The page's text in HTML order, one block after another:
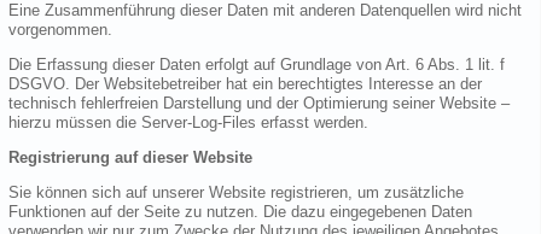
Eine Zusammenführung dieser Daten mit anderen Datenquellen wird nicht
vorgenommen.
Die Erfassung dieser Daten erfolgt auf Grundlage von Art. 6 Abs. 1 lit. f
DSGVO. Der Websitebetreiber hat ein berechtigtes Interesse an der
technisch fehlerfreien Darstellung und der Optimierung seiner Website –
hierzu müssen die Server-Log-Files erfasst werden.
Registrierung auf dieser Website
Sie können sich auf unserer Website registrieren, um zusätzliche
Funktionen auf der Seite zu nutzen. Die dazu eingegebenen Daten